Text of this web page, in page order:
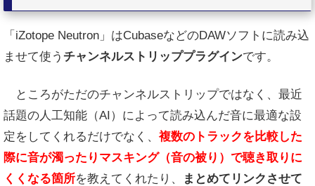
「iZotope Neutron」はCubaseなどのDAWソフトに読み込
ませて使う チャンネルストリッププラグインです。
ところがただのチャンネルストリップではなく、最近
話題の人工知能（AI）によって読み込んだ音に最適な設
定をしてくれるだけでなく、 複数のトラックを比較した
際に音が濁ったりマスキング（音の被り）で聴き取りに
くくなる箇所を教えてくれたり、
まとめてリンクさせて